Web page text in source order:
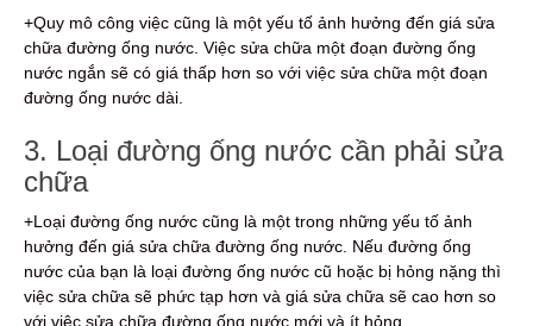
+Quy mô công việc cũng là một yếu tố ảnh hưởng đến giá sửa
chữa đường ống nước. Việc sửa chữa một đoạn đường ống
nước ngắn sẽ có giá thấp hơn so với việc sửa chữa một đoạn
đường ống nước dài.
3. Loại đường ống nước cần phải sửa
chữa
+Loại đường ống nước cũng là một trong những yếu tố ảnh
hưởng đến giá sửa chữa đường ống nước. Nếu đường ống
nước của bạn là loại đường ống nước cũ hoặc bị hỏng nặng thì
việc sửa chữa sẽ phức tạp hơn và giá sửa chữa sẽ cao hơn so
với việc sửa chữa đường ống nước mới và ít hỏng.